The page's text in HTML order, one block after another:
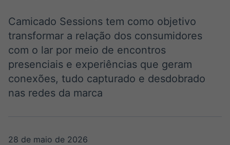
Broadcast
White Label
Plataforma para
conteúdos
personalizados
Soluções de Dados
e Conteúdos
Camicado Sessions tem como objetivo
transformar a relação dos consumidores
com o lar por meio de encontros
presenciais e experiências que geram
conexões, tudo capturado e desdobrado
nas redes da marca
28 de maio de 2026